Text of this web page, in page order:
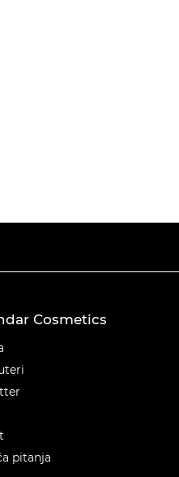
Cosmetics
pitanja